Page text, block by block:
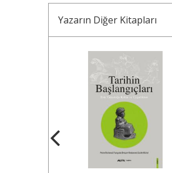
Yazarın Diğer Kitapları